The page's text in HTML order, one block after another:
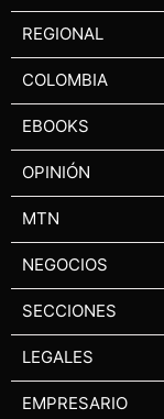
REGIONAL
COLOMBIA
EBOOKS
OPINIÓN
MTN
NEGOCIOS
SECCIONES
LEGALES
EMPRESARIO